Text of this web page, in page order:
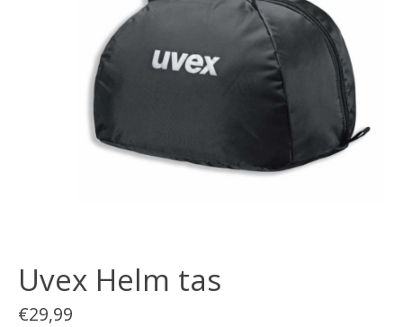
Uvex Helm tas
€29,99